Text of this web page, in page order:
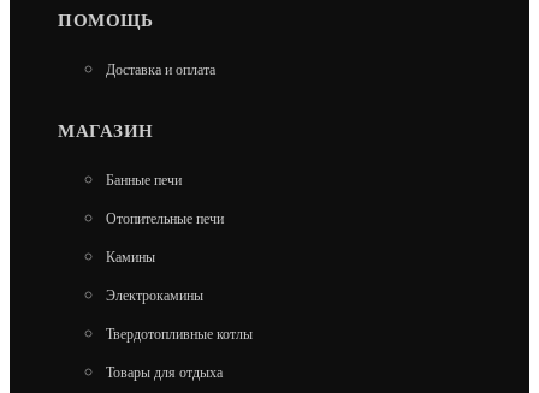
23 350
ПОМОЩЬ
Доставка и оплата
МАГАЗИН
Банные печи
Отопительные печи
Камины
Электрокамины
Твердотопливные котлы
Товары для отдыха